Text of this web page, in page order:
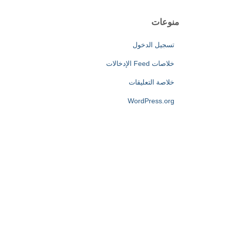
منوعات
تسجيل الدخول
خلاصات Feed الإدخالات
خلاصة التعليقات
WordPress.org